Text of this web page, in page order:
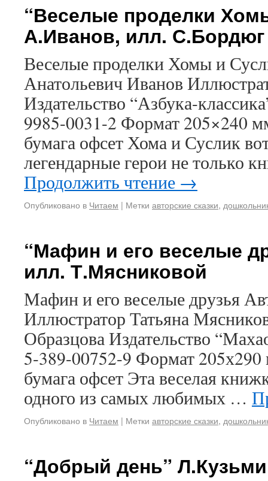
“Веселые проделки
А.Иванов, илл. С.Бордюг
Веселые проделки Хомы и
Анатольевич Иванов
Издательство “Азбука-
9985-0031-2 Формат 205×240
бумага офсет Хома и Суслик
легендарные герои не только
Продолжить чтение →
Опубликовано в Читаем | Метки авторские сказки,
“Мафин и его веселые
илл. Т.Мясниковой
Мафин и его веселые друзья
Иллюстратор Татьяна
Образцова Издательство
5-389-00752-9 Формат
бумага офсет Эта веселая
одного из самых любимых …
Опубликовано в Читаем | Метки авторские сказки,
“Добрый день”